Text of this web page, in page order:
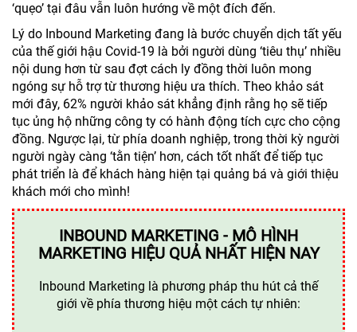
‘quẹo’ tại đâu vẫn luôn hướng về một đích đến.
Lý do Inbound Marketing đang là bước chuyển dịch tất yếu
của thế giới hậu Covid-19 là bởi người dùng ‘tiêu thụ’ nhiều
nội dung hơn từ sau đợt cách ly đồng thời luôn mong
ngóng sự hỗ trợ từ thương hiệu ưa thích. Theo khảo sát
mới đây, 62% người khảo sát khẳng định rằng họ sẽ tiếp
tục ủng hộ những công ty có hành động tích cực cho cộng
đồng. Ngược lại, từ phía doanh nghiệp, trong thời kỳ người
người ngày càng ‘tằn tiện’ hơn, cách tốt nhất để tiếp tục
phát triển là để khách hàng hiện tại quảng bá và giới thiệu
khách mới cho mình!
INBOUND MARKETING - MÔ HÌNH
MARKETING HIỆU QUẢ NHẤT HIỆN NAY
Inbound Marketing là phương pháp thu hút cả thế
giới về phía thương hiệu một cách tự nhiên: